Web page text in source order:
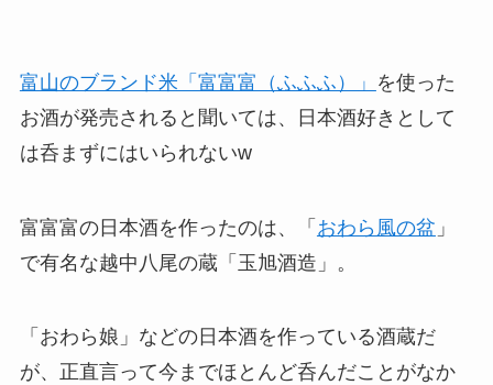
富山のブランド米「富富富（ふふふ）」 を使った
お酒が発売されると聞いては、日本酒好きとして
は呑まずにはいられないw
富富富の日本酒を作ったのは、「 おわら風の盆 」
で有名な越中八尾の蔵「玉旭酒造」。
「おわら娘」などの日本酒を作っている酒蔵だ
が、正直言って今までほとんど呑んだことがなか